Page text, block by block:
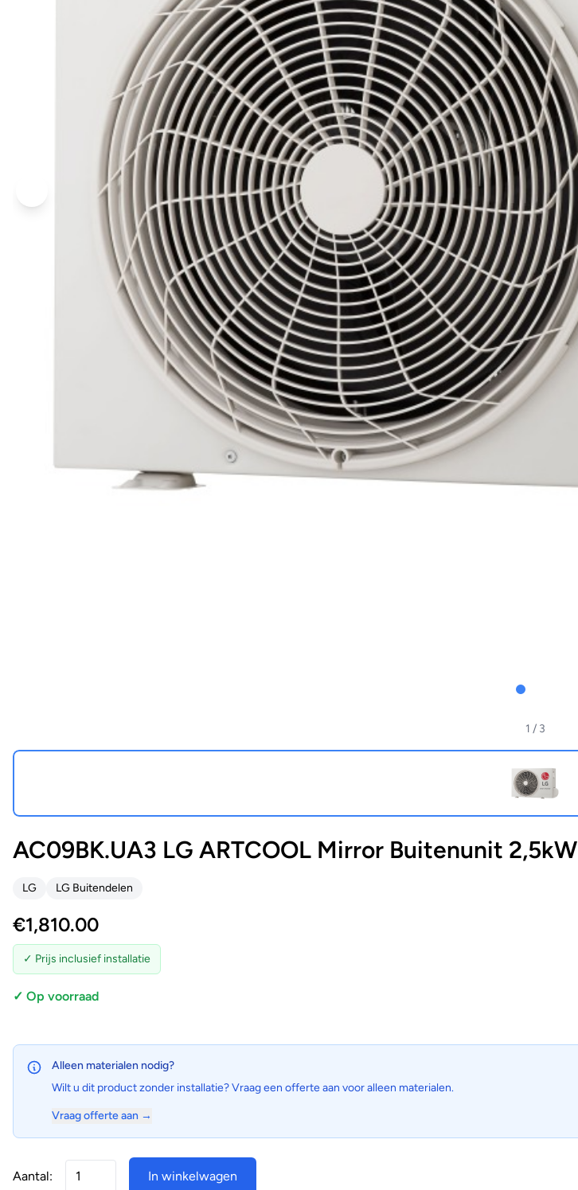
1 / 3
AC09BK.UA3 LG ARTCOOL Mirror Buitenunit 2,5kW
LG LG Buitendelen
€1,810.00
✓ Prijs inclusief installatie
✓ Op voorraad
Alleen materialen nodig?
Wilt u dit product zonder installatie? Vraag een offerte aan voor alleen materialen.
Vraag offerte aan →
Aantal: In winkelwagen